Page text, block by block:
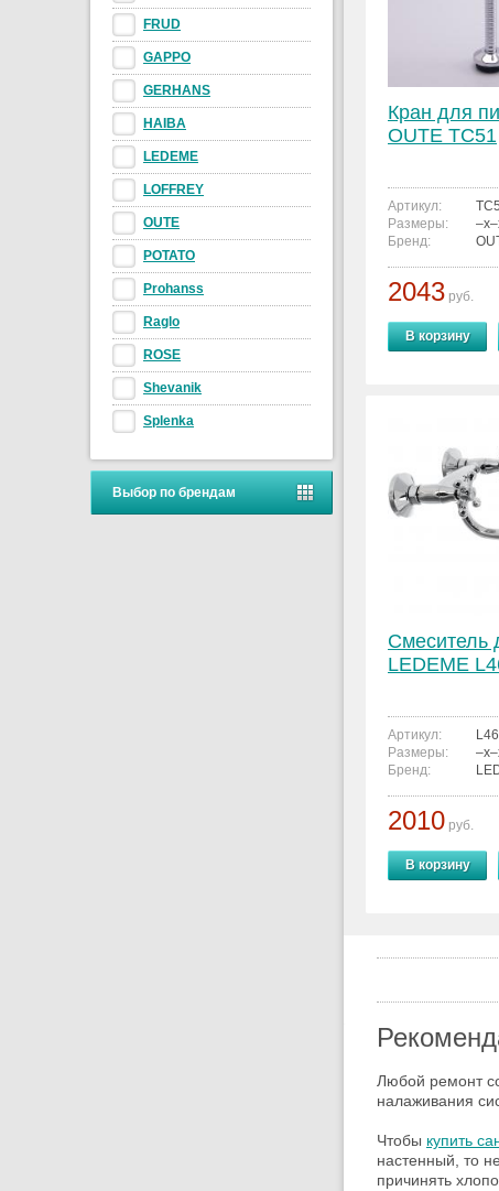
FRUD
GAPPO
GERHANS
HAIBA
LEDEME
LOFFREY
OUTE
POTATO
Prohanss
Raglo
ROSE
Shevanik
Splenka
Выбор по брендам
Кран для
OUTE TC51
Артикул:
Размеры:
Бренд:
2043 руб.
В корзину
Смеситель
LEDEME
Артикул:
Размеры:
Бренд:
2010 руб.
В корзину
Любой ремонт
налаживания
Чтобы купить
настенный, то
причинять